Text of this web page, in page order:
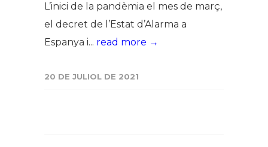
L’inici de la pandèmia el mes de març,
el decret de l’Estat d’Alarma a
Espanya i... read more →
20 DE JULIOL DE 2021